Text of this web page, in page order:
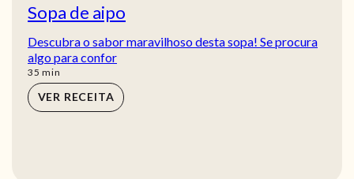
Sopa de aipo
Descubra o sabor maravilhoso desta sopa! Se procura
algo para confor
35 min
min
VER RECEITA